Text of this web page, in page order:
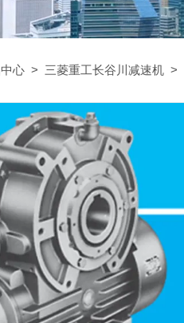
心 > 三菱重工长谷川减速机 >